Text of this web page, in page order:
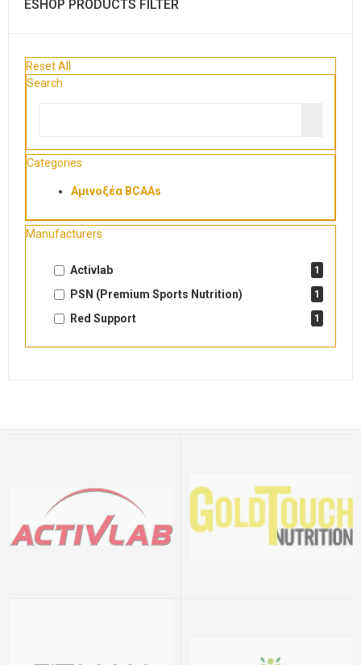
ESHOP PRODUCTS FILTER
Reset All
Search
Categories
Αμινοξέα BCAAs
Manufacturers
Activlab 1
PSN (Premium Sports Nutrition) 1
Red Support 1